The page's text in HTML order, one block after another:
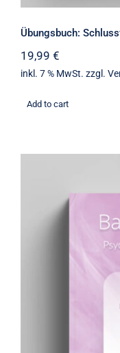
Übungsbuch:
19,99 €
inkl. 7 % MwSt. zzgl.
Add to cart